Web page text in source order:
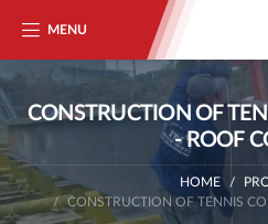
MENU
CONSTRUCTION OF
- ROOF
HOME
CONSTRUCTION OF TENNIS